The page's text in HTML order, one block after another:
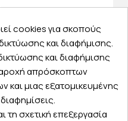
σας και
πόρτα σας
cookies για σκοπούς
και διαφήμισης.
και διαφήμισης
απρόσκοπτων
και μιας εξατομικευμένης
τη σχετική επεξεργασία